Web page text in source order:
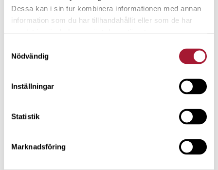
Dessa kan i sin tur kombinera informationen med annan
information som du har tillhandahållit eller som de har
Nödvändig
Inställningar
Statistik
Marknadsföring
SÅ HÄR BLIR DU MILJONÄR SOM